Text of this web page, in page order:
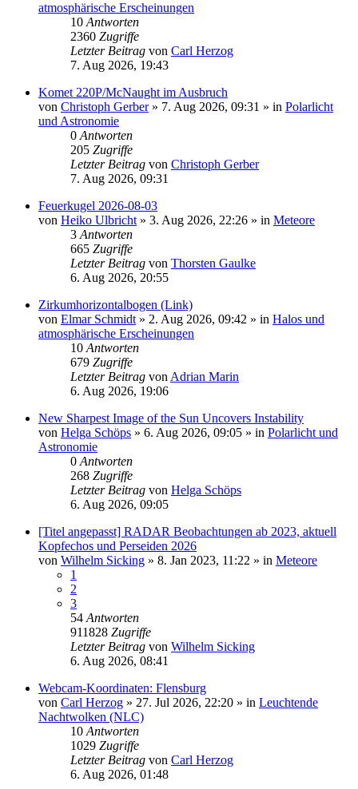
atmosphärische Erscheinungen
10 Antworten
2360 Zugriffe
Letzter Beitrag von Carl Herzog
7. Aug 2026, 19:43
Komet 220P/McNaught im Ausbruch
von Christoph Gerber» 7. Aug 2026, 09:31 » in Polarlicht
und Astronomie
0 Antworten
205 Zugriffe
Letzter Beitrag von Christoph Gerber
7. Aug 2026, 09:31
Feuerkugel 2026-08-03
von Heiko Ulbricht » 3. Aug 2026, 22:26 » in Meteore
3 Antworten
665 Zugriffe
Letzter Beitrag von Thorsten Gaulke
6. Aug 2026, 20:55
Zirkumhorizontalbogen (Link)
von Elmar Schmidt » 2. Aug 2026, 09:42 » in Halos und
atmosphärische Erscheinungen
10 Antworten
679 Zugriffe
Letzter Beitrag von Adrian Marin
6. Aug 2026, 19:06
New Sharpest Image of the Sun Uncovers Instability
von Helga Schöps » 6. Aug 2026, 09:05 » in Polarlicht und
Astronomie
0 Antworten
268 Zugriffe
Letzter Beitrag von Helga Schöps
6. Aug 2026, 09:05
[Titel angepasst] RADAR Beobachtungen ab 2023, aktuell
Kopfechos und Perseiden 2026
von Wilhelm Sicking » 8. Jan 2023, 11:22 » in Meteore
1
2
3
54 Antworten
911828 Zugriffe
Letzter Beitrag von Wilhelm Sicking
6. Aug 2026, 08:41
Webcam-Koordinaten: Flensburg
von Carl Herzog » 27. Jul 2026, 22:20 » in Leuchtende
Nachtwolken (NLC)
10 Antworten
1029 Zugriffe
Letzter Beitrag von Carl Herzog
6. Aug 2026, 01:48